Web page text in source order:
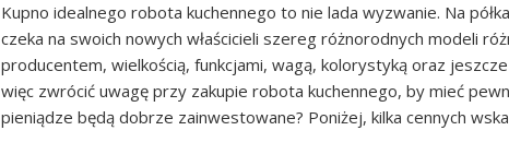
Kupno idealnego robota kuchennego to nie lada wyzwanie. Na
czeka na swoich nowych właścicieli szereg różnorodnych modeli
producentem, wielkością, funkcjami, wagą, kolorystyką oraz
więc zwrócić uwagę przy zakupie robota kuchennego, by mieć
pieniądze będą dobrze zainwestowane? Poniżej, kilka cennych